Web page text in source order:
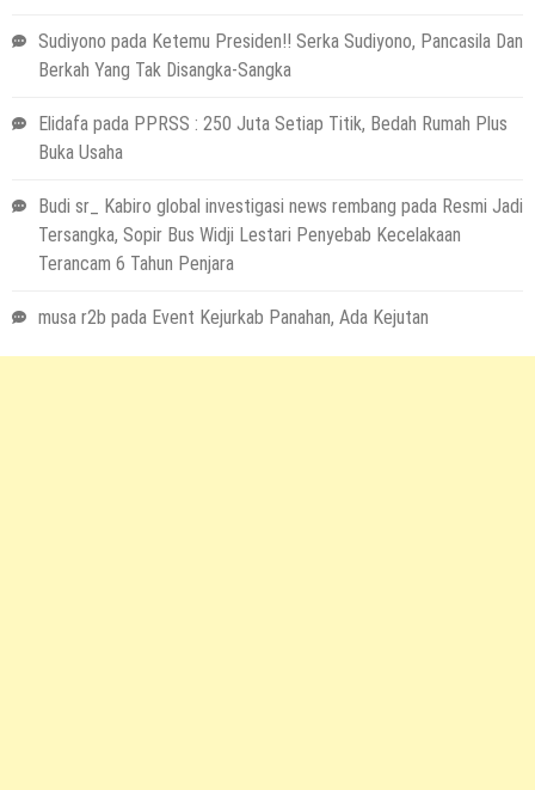
Sudiyono pada Ketemu Presiden!! Serka Sudiyono, Pancasila Dan
Berkah Yang Tak Disangka-Sangka
Elidafa pada PPRSS : 250 Juta Setiap Titik, Bedah Rumah Plus
Buka Usaha
Budi sr_ Kabiro global investigasi news rembang pada Resmi Jadi
Tersangka, Sopir Bus Widji Lestari Penyebab Kecelakaan
Terancam 6 Tahun Penjara
musa r2b pada Event Kejurkab Panahan, Ada Kejutan